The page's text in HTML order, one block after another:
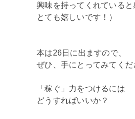
興味を持ってくれていると
とても嬉しいです！）
本は26日に出ますので、
ぜひ、手にとってみてくだ
「稼ぐ」力をつけるには
どうすればいいか？